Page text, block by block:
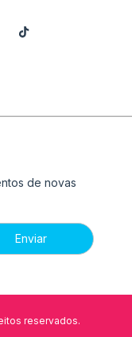
de novas
reservados.